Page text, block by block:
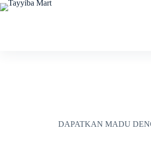
Skip
to
DAPATKAN MADU